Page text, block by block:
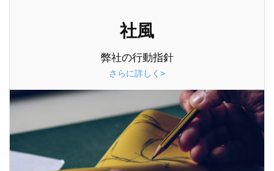
社風
弊社の行動指針
さらに詳しく>